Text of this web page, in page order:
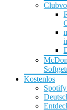
Kostenlos